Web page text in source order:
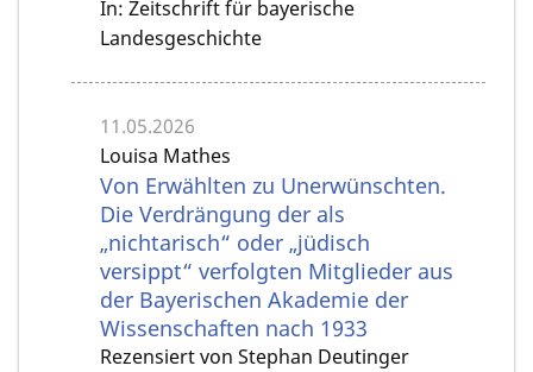
In: Zeitschrift für bayerische
Landesgeschichte
11.05.2026
Louisa Mathes
Von Erwählten zu Unerwünschten.
Die Verdrängung der als
„nichtarisch“ oder „jüdisch
versippt“ verfolgten Mitglieder aus
der Bayerischen Akademie der
Wissenschaften nach 1933
Rezensiert von Stephan Deutinger